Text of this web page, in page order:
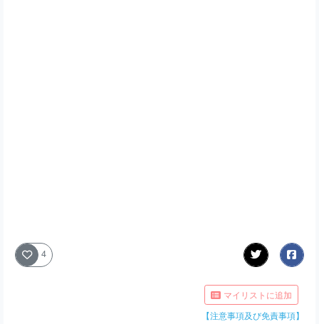
4
マイリストに追加
【注意事項及び免責事項】